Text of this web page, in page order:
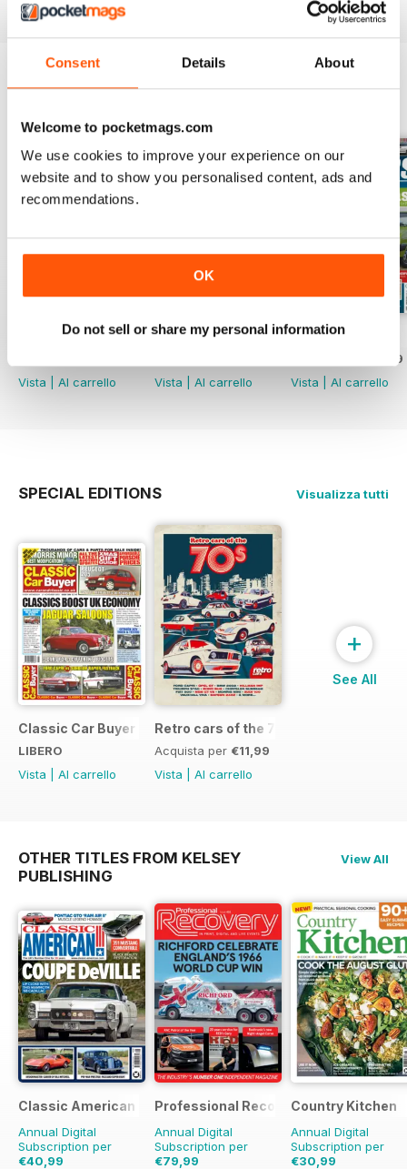
Consent Details About
Welcome to pocketmags.com
We use cookies to improve your experience on our
website and to show you personalised content, ads and
recommendations.
OK
Do not sell or share my personal information
Mar-Apr 2020
Vista
Al carrello
Jan-Feb 2020
Vista
Al carrello
Winter 2020
€5,99
Vista
Al carrello
SPECIAL EDITIONS Visualizza tutti
Classic Car Buyer Free Issue
LIBERO
Vista
Al carrello
Retro cars of the 70s
Acquista per €11,99
Vista
Al carrello
+
See All
OTHER TITLES FROM KELSEY
PUBLISHING
View All
Classic American Magazine
Annual Digital
Subscription per
€40,99
Professional Recovery Magazine
Annual Digital
Subscription per
€79,99
Country Kitchen
Annual Digital
Subscription per
€30,99